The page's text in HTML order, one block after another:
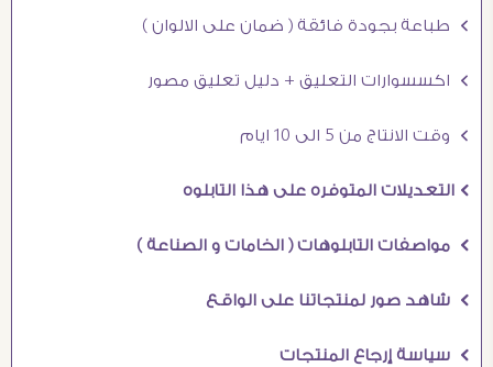
Ö طباعة بجودة فائقة ( ضمان على الالوان )
Ö اكسسوارات التعليق + دليل تعليق مصور
Ö وقت الانتاج من 5 الى 10 ايام
Ö التعديلات المتوفره على هذا التابلوه
Ö مواصفات التابلوهات ( الخامات و الصناعة )
Ö شاهد صور لمنتجاتنا على الواقع
Ö سياسة إرجاع المنتجات